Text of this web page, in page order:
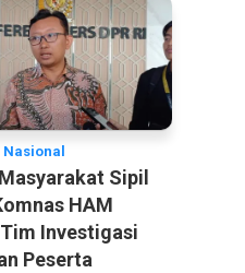
Nasional
Sipil
HAM
Investigasi
Peserta